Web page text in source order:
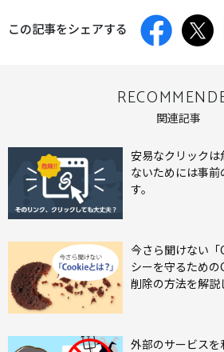
この記事をシェアする
関連記事
安易なクリック
ないためには事
す。
今さら聞けない
シーを守るため
削除の方法を解説
外部のサービス